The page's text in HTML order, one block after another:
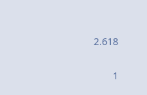
2.618
1